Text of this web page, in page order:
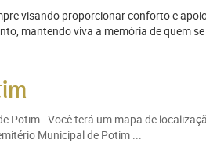
visando proporcionar conforto e
mantendo viva a memória de quem
Potim . Você terá um mapa de
Municipal de Potim ...